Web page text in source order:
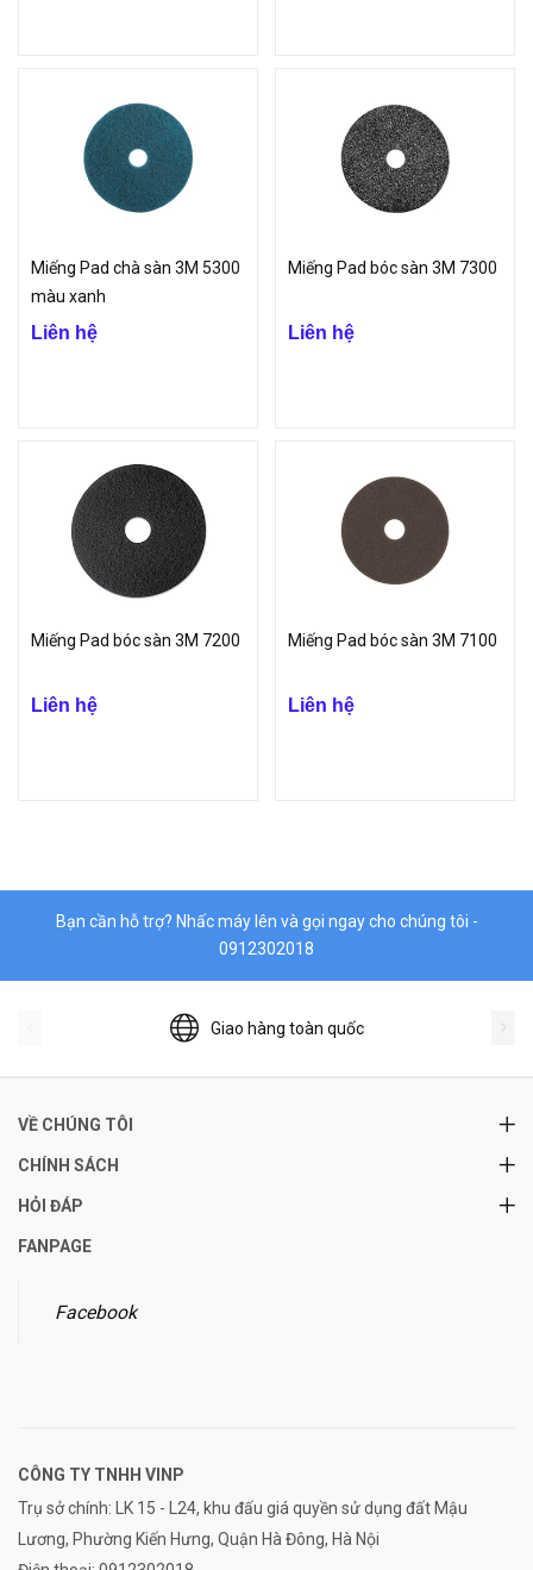
Miếng Pad chà sàn 3M 5300
màu xanh
Liên hệ
Miếng Pad bóc sàn 3M 7300
Liên hệ
Miếng Pad bóc sàn 3M 7200
Liên hệ
Miếng Pad bóc sàn 3M 7100
Liên hệ
Bạn cần hỗ trợ? Nhấc máy lên và gọi ngay cho chúng tôi -
0912302018
Giao hàng toàn quốc
VỀ CHÚNG TÔI
CHÍNH SÁCH
HỎI ĐÁP
FANPAGE
Facebook
CÔNG TY TNHH VINP
Trụ sở chính: LK 15 - L24, khu đấu giá quyền sử dụng đất Mậu
Lương, Phường Kiến Hưng, Quận Hà Đông, Hà Nội